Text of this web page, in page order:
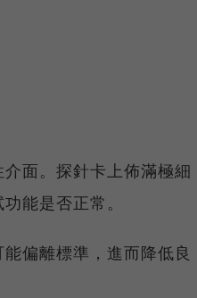
面。探針卡上佈滿極細
能是否正常。
偏離標準，進而降低良